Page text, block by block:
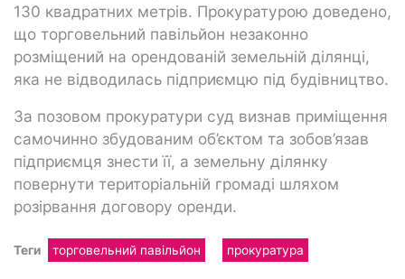
130 квадратних метрів. Прокуратурою доведено,
що торговельний павільйон незаконно
розміщений на орендованій земельній ділянці,
яка не відводилась підприємцю під будівництво.
За позовом прокуратури суд визнав приміщення
самочинно збудованим об’єктом та зобов’язав
підприємця знести її, а земельну ділянку
повернути територіальній громаді шляхом
розірвання договору оренди.
Теги торговельний павільйон прокуратура